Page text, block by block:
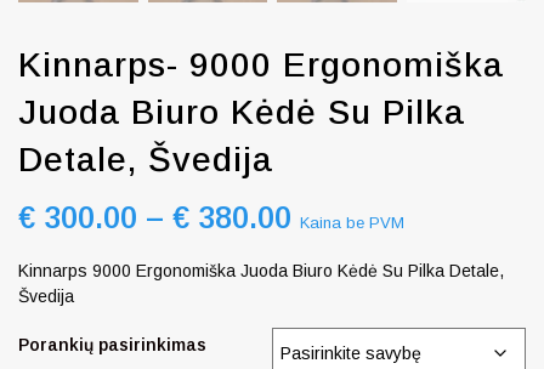
Kinnarps- 9000 Ergonomiška
Juoda Biuro Kėdė Su Pilka
Detale, Švedija
€ 300.00 – € 380.00 Kaina be PVM
Kinnarps 9000 Ergonomiška Juoda Biuro Kėdė Su Pilka Detale,
Švedija
Porankių pasirinkimas